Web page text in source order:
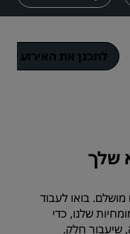
לתכנן את האירוע
שלך
מושלם. בואו לעבוד
שלנו, כדי
שיעבור חלק.